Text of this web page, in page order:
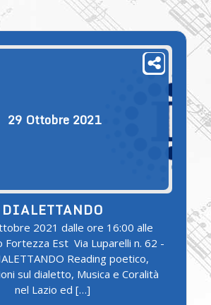
29 Ottobre 2021
DIALETTANDO
2021 dalle ore 16:00 alle
Fortezza Est Via Luparelli n. 62 -
Reading poetico,
sul dialetto, Musica e Coralità
nel Lazio ed […]